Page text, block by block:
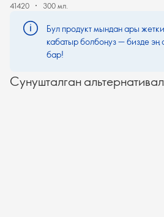
41420 300 мл.
Бул продукт мындан ары
кабатыр болбоңуз — бизде эң
бар!
Сунушталган